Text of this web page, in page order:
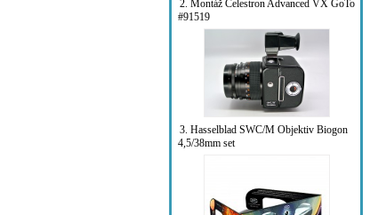
2. Montáž Celestron Advanced VX GoTo
#91519
3. Hasselblad SWC/M Objektiv Biogon
4,5/38mm set